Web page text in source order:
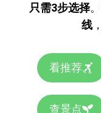
只需3步选择
线
看推荐
查景点